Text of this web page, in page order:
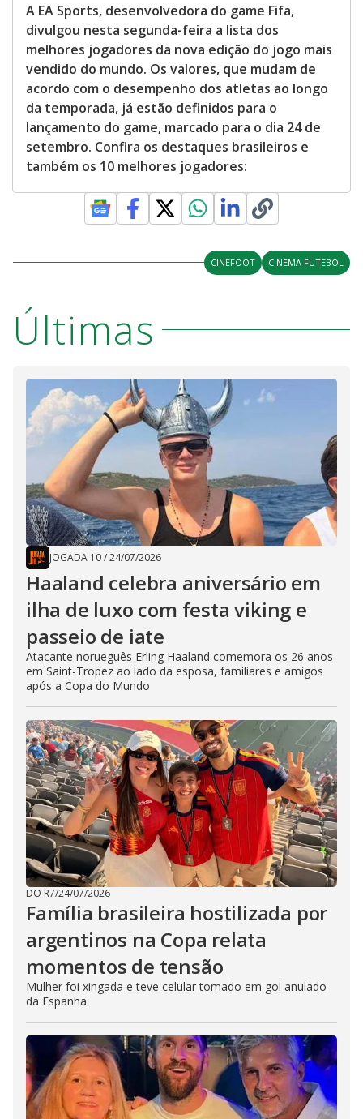
A EA Sports, desenvolvedora do game Fifa,
divulgou nesta segunda-feira a lista dos
melhores jogadores da nova edição do jogo mais
vendido do mundo. Os valores, que mudam de
acordo com o desempenho dos atletas ao longo
da temporada, já estão definidos para o
lançamento do game, marcado para o dia 24 de
setembro. Confira os destaques brasileiros e
também os 10 melhores jogadores:
CINEFOOT CINEMA FUTEBOL
Últimas
JOGADA 10/24/07/2026
Haaland celebra aniversário em
ilha de luxo com festa viking e
passeio de iate
Atacante norueguês Erling Haaland comemora os 26 anos
em Saint-Tropez ao lado da esposa, familiares e amigos
após a Copa do Mundo
DO R7/24/07/2026
Família brasileira hostilizada por
argentinos na Copa relata
momentos de tensão
Mulher foi xingada e teve celular tomado em gol anulado
da Espanha